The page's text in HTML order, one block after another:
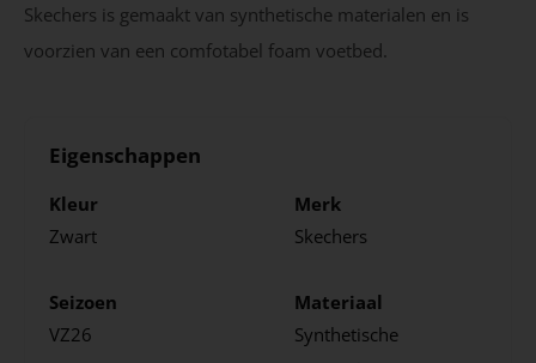
Skechers is gemaakt van synthetische materialen en is
voorzien van een comfotabel foam voetbed.
Eigenschappen
Kleur
Zwart
Merk
Skechers
Seizoen
VZ26
Materiaal
Synthetische